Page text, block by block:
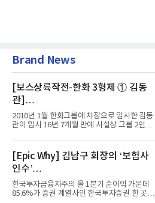
Brand News
[보스상륙작전-한화 3형제 ① 김동
관]
입사 16년 만에 수석부회장 … 경영승
계 ‘초읽기’
2010년 1월 한화그룹에 차장으로 입사한 김동
관이 입사 16년 7개월 만에 사실상 그룹 2인자
[Epic Why] 김남구 회장의 ‘보험사
인수’
발걸음이 신중해진 배경은?
한국투자금융지주의 올 1분기 순이익 가운데
85.6%가 증권 계열사인 한국투자증권 한 곳에